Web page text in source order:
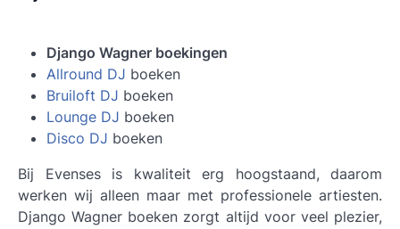
Django Wagner boekingen
Allround DJ boeken
Bruiloft DJ boeken
Lounge DJ boeken
Disco DJ boeken
Bij Evenses is kwaliteit erg hoogstaand, daarom
werken wij alleen maar met professionele artiesten.
Django Wagner boeken zorgt altijd voor veel plezier,